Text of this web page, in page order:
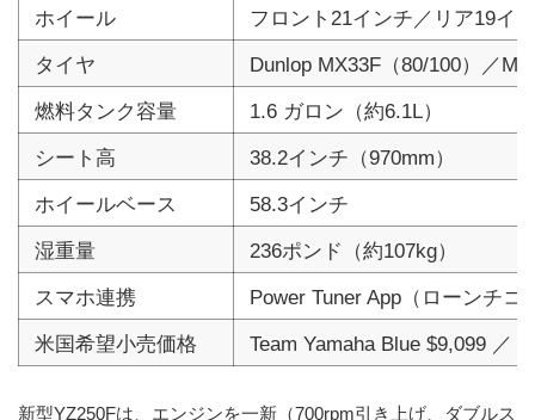
ホイール
フロント21インチ／リア19イ
タイヤ
Dunlop MX33F（80/100）／
燃料タンク容量
1.6 ガロン（約6.1L）
シート高
38.2インチ（970mm）
ホイールベース
58.3インチ
湿重量
236ポンド（約107kg）
スマホ連携
Power Tuner App（ローンチ
米国希望小売価格
Team Yamaha Blue $9,099 ／
新型YZ250Fは、エンジンを一新（700rpm引き上げ、ダブルス